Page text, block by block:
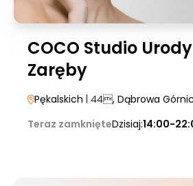
COCO Studio
Zaręby
Pękalskich | 44, Dąbrowa
Teraz zamknięteDzisiaj:14:00-